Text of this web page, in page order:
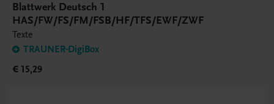
Blattwerk Deutsch 1
HAS/FW/FS/FM/FSB/HF/TFS/EWF/ZWF
Texte
TRAUNER-DigiBox
€ 15,29